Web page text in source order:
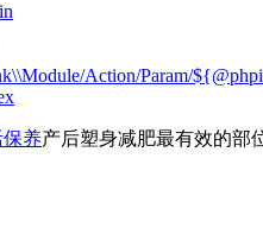
Action/Param/
养产后塑身减肥最有效的部